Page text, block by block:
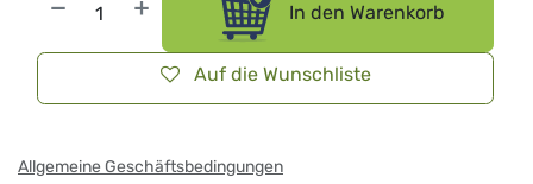
In den Warenkorb
Auf die Wunschliste
Allgemeine Geschäftsbedingungen